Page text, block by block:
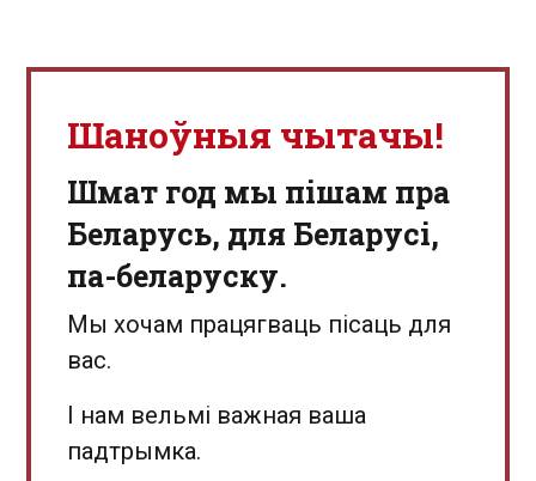
Шаноўныя чытачы!
Шмат год мы пішам пра
Беларусь, для Беларусі,
па-беларуску.
Мы хочам працягваць пісаць для
вас.
І нам вельмі важная ваша
падтрымка.